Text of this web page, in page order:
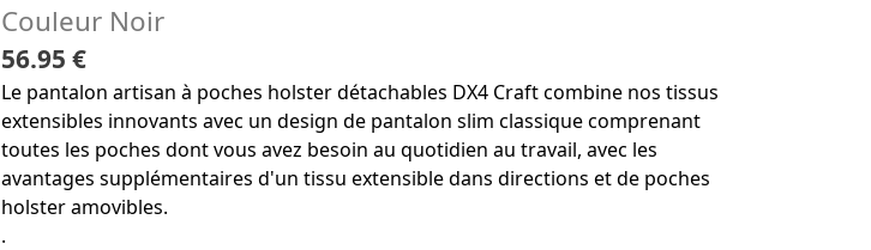
Couleur Noir
56.95 €
Le pantalon artisan à poches holster détachables DX4 Craft combine nos tissus
extensibles innovants avec un design de pantalon slim classique comprenant
toutes les poches dont vous avez besoin au quotidien au travail, avec les
avantages supplémentaires d'un tissu extensible dans directions et de poches
holster amovibles.
.